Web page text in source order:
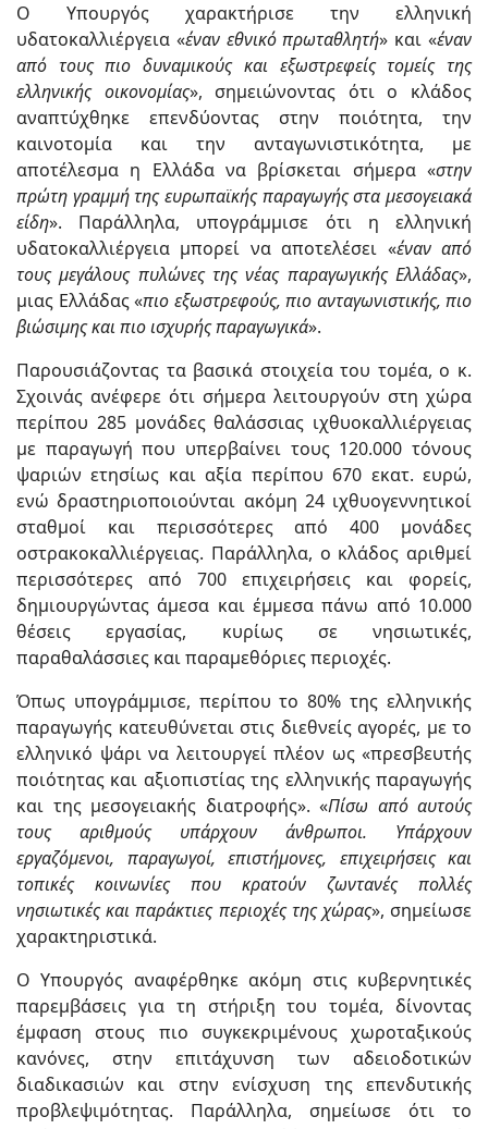
Ο Υπουργός χαρακτήρισε την ελληνική
υδατοκαλλιέργεια «έναν εθνικό πρωταθλητή» και «έναν
από τους πιο δυναμικούς και εξωστρεφείς τομείς της
ελληνικής οικονομίας», σημειώνοντας ότι ο κλάδος
αναπτύχθηκε επενδύοντας στην ποιότητα, την
καινοτομία και την ανταγωνιστικότητα, με
αποτέλεσμα η Ελλάδα να βρίσκεται σήμερα «στην
πρώτη γραμμή της ευρωπαϊκής παραγωγής στα μεσογειακά
είδη». Παράλληλα, υπογράμμισε ότι η ελληνική
υδατοκαλλιέργεια μπορεί να αποτελέσει «έναν από
τους μεγάλους πυλώνες της νέας παραγωγικής Ελλάδας»,
μιας Ελλάδας «πιο εξωστρεφούς, πιο ανταγωνιστικής, πιο
βιώσιμης και πιο ισχυρής παραγωγικά».
Παρουσιάζοντας τα βασικά στοιχεία του τομέα, ο κ.
Σχοινάς ανέφερε ότι σήμερα λειτουργούν στη χώρα
περίπου 285 μονάδες θαλάσσιας ιχθυοκαλλιέργειας
με παραγωγή που υπερβαίνει τους 120.000 τόνους
ψαριών ετησίως και αξία περίπου 670 εκατ. ευρώ,
ενώ δραστηριοποιούνται ακόμη 24 ιχθυογεννητικοί
σταθμοί και περισσότερες από 400 μονάδες
οστρακοκαλλιέργειας. Παράλληλα, ο κλάδος αριθμεί
περισσότερες από 700 επιχειρήσεις και φορείς,
δημιουργώντας άμεσα και έμμεσα πάνω από 10.000
θέσεις εργασίας, κυρίως σε νησιωτικές,
παραθαλάσσιες και παραμεθόριες περιοχές.
Όπως υπογράμμισε, περίπου το 80% της ελληνικής
παραγωγής κατευθύνεται στις διεθνείς αγορές, με το
ελληνικό ψάρι να λειτουργεί πλέον ως «πρεσβευτής
ποιότητας και αξιοπιστίας της ελληνικής παραγωγής
και της μεσογειακής διατροφής». «Πίσω από αυτούς
τους αριθμούς υπάρχουν άνθρωποι. Υπάρχουν
εργαζόμενοι, παραγωγοί, επιστήμονες, επιχειρήσεις και
τοπικές κοινωνίες που κρατούν ζωντανές πολλές
νησιωτικές και παράκτιες περιοχές της χώρας», σημείωσε
χαρακτηριστικά.
Ο Υπουργός αναφέρθηκε ακόμη στις κυβερνητικές
παρεμβάσεις για τη στήριξη του τομέα, δίνοντας
έμφαση στους πιο συγκεκριμένους χωροταξικούς
κανόνες, στην επιτάχυνση των αδειοδοτικών
διαδικασιών και στην ενίσχυση της επενδυτικής
προβλεψιμότητας. Παράλληλα, σημείωσε ότι το